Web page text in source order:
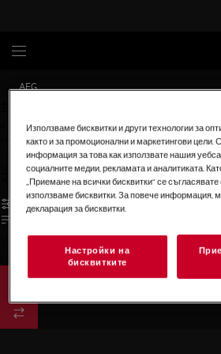
AEG
undefined
Използваме бисквитки и други технологии за
както и за промоционални и маркетингови
информация за това как използвате нашия
социалните медии, рекламата и аналитиката.
„Приемане на всички бисквитки“ се
използваме бисквитки. За повече информация,
декларация за бисквитки.
Настройки на
бисквитките